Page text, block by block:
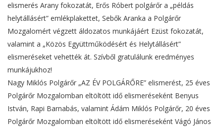
elismerés Arany fokozatát, Erős Róbert polgárőr a „példás
helytállásért” emlékplakettet, Sebők Aranka a Polgárőr
Mozgalomért végzett áldozatos munkájáért Ezüst fokozatát,
valamint a „Közös Együttműködésért és Helytállásért”
elismeréseket vehették át. Szívből gratulálunk eredményes
munkájukhoz!
Nagy Miklós Polgárőr „AZ ÉV POLGÁRŐRE” elismerést, 25 éves
Polgárőr Mozgalomban eltöltött idő elismeréseként Benyus
István, Rapi Barnabás, valamint Ádám Miklós Polgárőr, 20 éves
Polgárőr Mozgalomban eltöltött idő elismeréseként Vágó János